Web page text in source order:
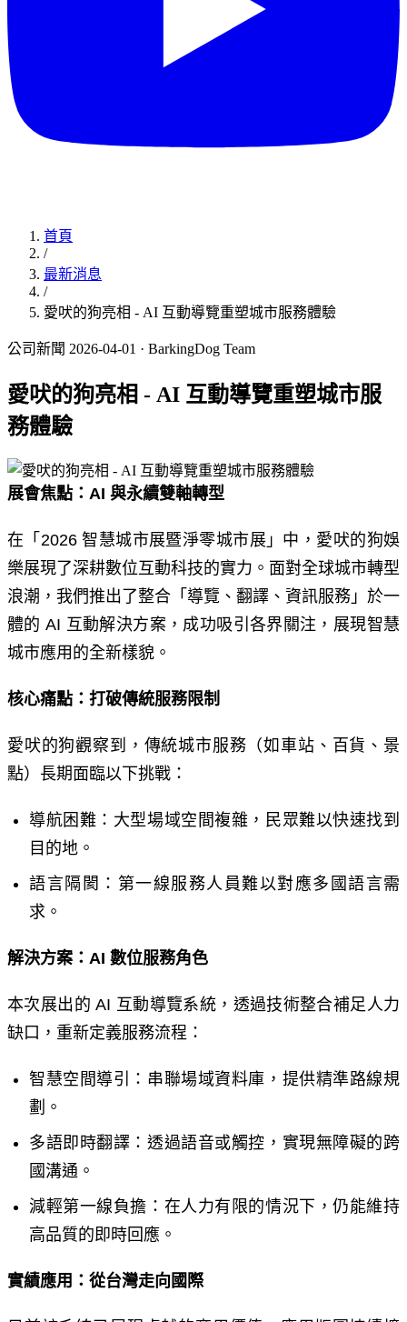
首頁
/
最新消息
/
愛吠的狗亮相 - AI 互動導覽重塑城市服務體驗
公司新聞 2026-04-01 · BarkingDog Team
愛吠的狗亮相 - AI 互動導覽重塑城市服
務體驗
展會焦點： AI 與永續雙軸轉型
在「 2026智慧城市展暨淨零城市展」中，愛吠的狗娛
樂展現了深耕數位互動科技的實力。面對全球城市轉型
浪潮，我們推出了整合「導覽、翻譯、資訊服務」於一
體的 AI 互動解決方案，成功吸引各界關注，展現智慧
城市應用的全新樣貌。
核心痛點：打破傳統服務限制
愛吠的狗觀察到，傳統城市服務（如車站、百貨、景
點）長期面臨以下挑戰：
導航困難：大型場域空間複雜，民眾難以快速找到
目的地。
語言隔閡：第一線服務人員難以對應多國語言需
求。
解決方案： AI 數位服務角色
本次展出的 AI 互動導覽系統，透過技術整合補足人力
缺口，重新定義服務流程：
智慧空間導引：串聯場域資料庫，提供精準路線規
劃。
多語即時翻譯：透過語音或觸控，實現無障礙的跨
國溝通。
減輕第一線負擔：在人力有限的情況下，仍能維持
高品質的即時回應。
實績應用：從台灣走向國際